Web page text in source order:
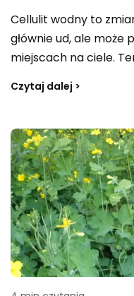
Cellulit wodny to
głównie ud, ale może
miejscach na ciele.
w tkankach. W tym
naturalne sposoby
tej dolegliwości.
Czytaj dalej >